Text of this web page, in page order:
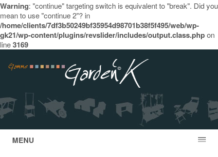
Warning: "continue" targeting switch is equivalent to "break". Did you
mean to use "continue 2"? in
/home/clients/7df3b50249bf35954d98701b38f5f495/web/wp-
gk21/wp-content/plugins/revslider/includes/output.class.phpon
line3169
MENU